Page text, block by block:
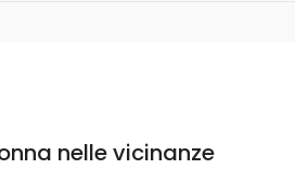
nelle vicinanze